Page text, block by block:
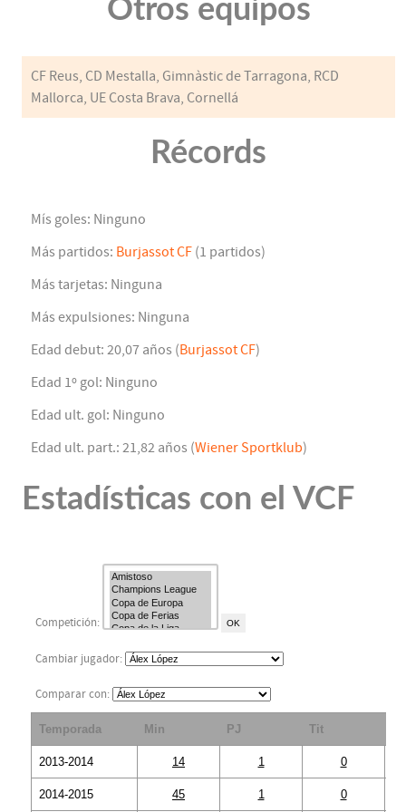
Otros equipos
CF Reus, CD Mestalla, Gimnàstic de Tarragona, RCD
Mallorca, UE Costa Brava, Cornellá
Récords
Mís goles: Ninguno
Más partidos: Burjassot CF (1 partidos)
Más tarjetas: Ninguna
Más expulsiones: Ninguna
Edad debut: 20,07 años (Burjassot CF)
Edad 1º gol: Ninguno
Edad ult. gol: Ninguno
Edad ult. part.: 21,82 años (Wiener Sportklub)
Estadísticas con el VCF
Competición:
Cambiar jugador:
Comparar con:
Temporada Min PJ Tit
2013-2014 14 1 0
2014-2015 45 1 0